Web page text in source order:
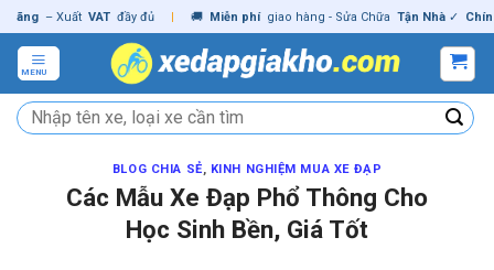
Skip
to
content
– Xuất VAT đầy đủ | 🚚 Miễn phí giao hàng - Sửa Chữa Tận Nhà ✓ Chính
MENU
Tìm
kiếm:
BLOG CHIA SẺ, KINH NGHIỆM MUA XE ĐẠP
Các Mẫu Xe Đạp Phổ Thông Cho
Học Sinh Bền, Giá Tốt